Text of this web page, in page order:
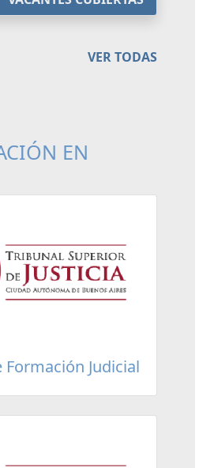
VER TODAS
EN
Formación Judicial